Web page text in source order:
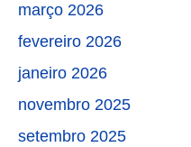
março 2026
fevereiro 2026
janeiro 2026
novembro 2025
setembro 2025